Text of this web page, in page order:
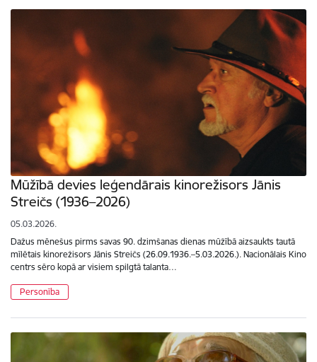
Mūžībā devies leģendārais kinorežisors Jānis
Streičs (1936–2026)
05.03.2026.
Dažus mēnešus pirms savas 90. dzimšanas dienas mūžībā aizsaukts tautā
mīlētais kinorežisors Jānis Streičs (26.09.1936.–5.03.2026.). Nacionālais Kino
centrs sēro kopā ar visiem spilgtā talanta…
Personība